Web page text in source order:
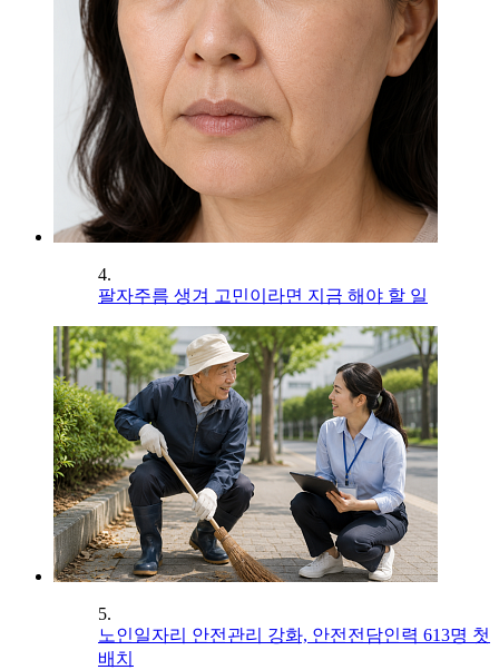
4.
팔자주름 생겨 고민이라면 지금 해야 할 일
5.
노인일자리 안전관리 강화, 안전전담인력 613명 첫
배치